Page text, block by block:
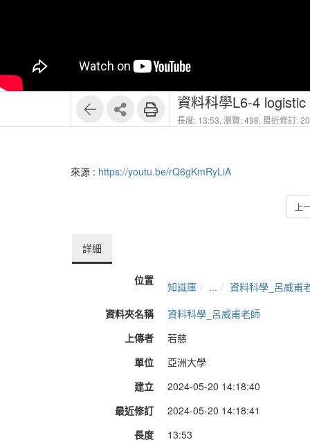
資料科學L6-4
長度: 13:53, 瀏覽: 498, 最近修訂:
來源 : https://youtu.be/rQ6gKmRyLiA
上
詳細
位置 知識庫 ...
資料科學_呂威甫
資料夾名稱
資料科學_呂威甫老師
上傳者
若慈
單位
亞洲大學
建立
2024-05-20 14:18:40
最近修訂
2024-05-20 14:18:41
長度
13:53